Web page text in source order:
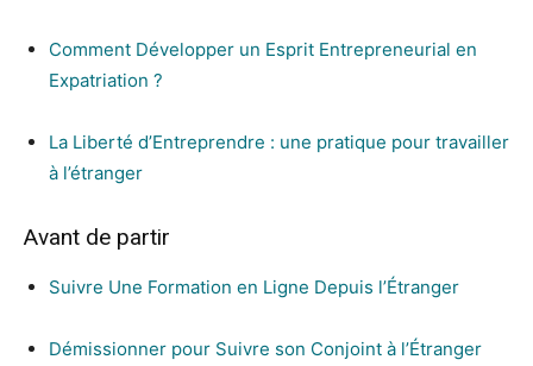
Comment Développer un Esprit Entrepreneurial en
Expatriation ?
La Liberté d’Entreprendre : une pratique pour travailler
à l’étranger
Avant de partir
Suivre Une Formation en Ligne Depuis l’Étranger
Démissionner pour Suivre son Conjoint à l’Étranger